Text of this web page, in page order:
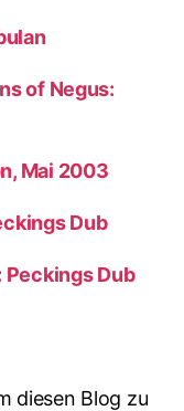
of Negus:
Mai 2003
Dub
Peckings Dub
diesen Blog zu